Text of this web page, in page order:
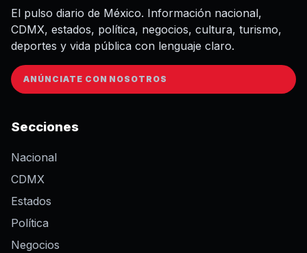
El pulso diario de México. Información nacional,
CDMX, estados, política, negocios, cultura, turismo,
deportes y vida pública con lenguaje claro.
ANÚNCIATE CON NOSOTROS
Secciones
Nacional
CDMX
Estados
Política
Negocios